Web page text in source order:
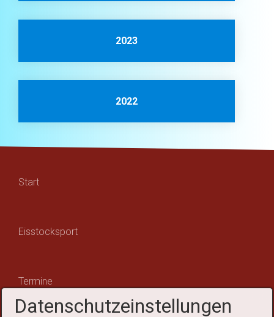
2023
2022
Start
Eisstocksport
Termine
Datenschutzeinstellungen